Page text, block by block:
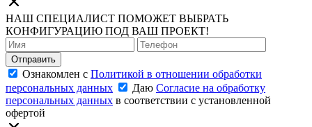
НАШ СПЕЦИАЛИСТ ПОМОЖЕТ ВЫБРАТЬ
КОНФИГУРАЦИЮ ПОД ВАШ ПРОЕКТ!
Отправить
Ознакомлен с Политикой в отношении обработки
персональных данных
Даю Согласие на обработку
персональных данных в соответствии с установленной
офертой